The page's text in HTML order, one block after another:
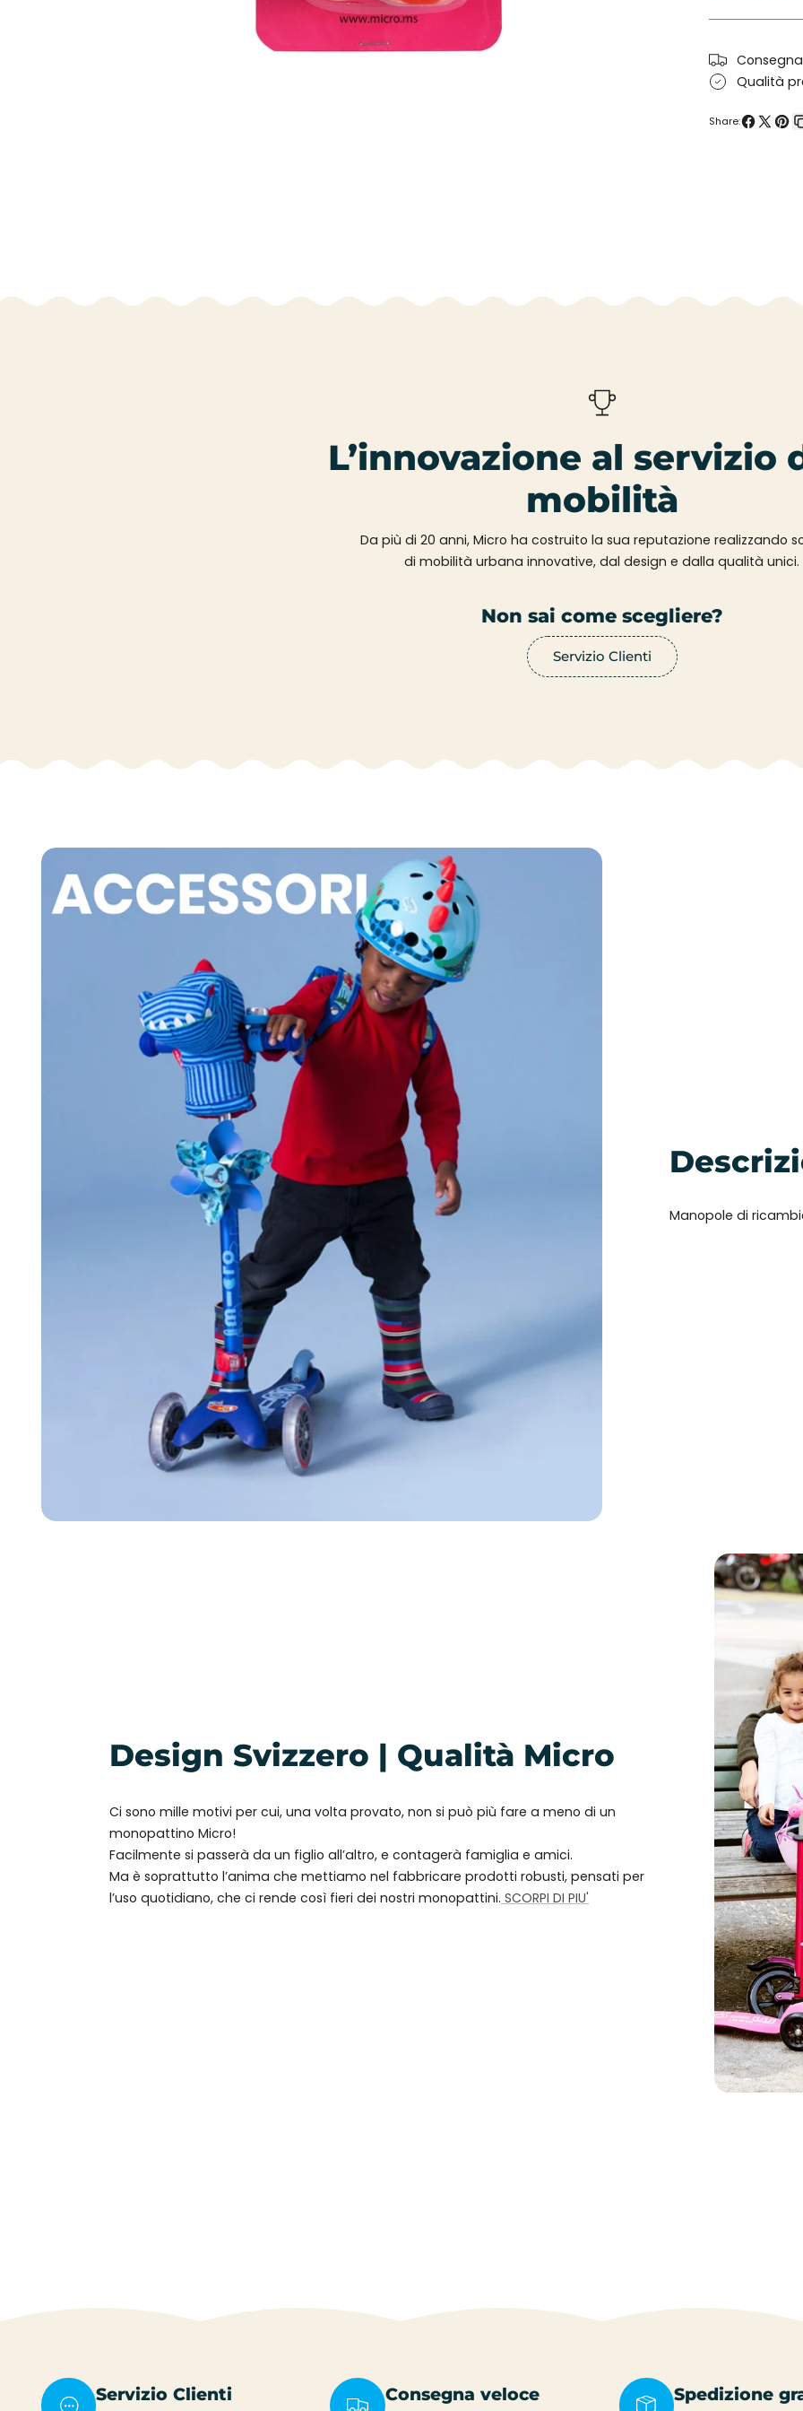
Qualità
Share:
L’innovazione al servizio
mobilità
Da più di 20 anni, Micro ha costruito la sua reputazione realizzando
di mobilità urbana innovative, dal design e dalla qualità unici.
Non sai come scegliere?
Servizio Clienti
Manopole di
Design Svizzero | Qualità Micro
Ci sono mille motivi per cui, una volta provato, non si può più fare a meno di un
monopattino Micro!
Facilmente si passerà da un figlio all’altro, e contagerà famiglia e amici.
Ma è soprattutto l’anima che mettiamo nel fabbricare prodotti robusti, pensati per
l’uso quotidiano, che ci rende così fieri dei nostri monopattini. SCORPI DI PIU'
Servizio Clienti Consegna veloce Spedizione